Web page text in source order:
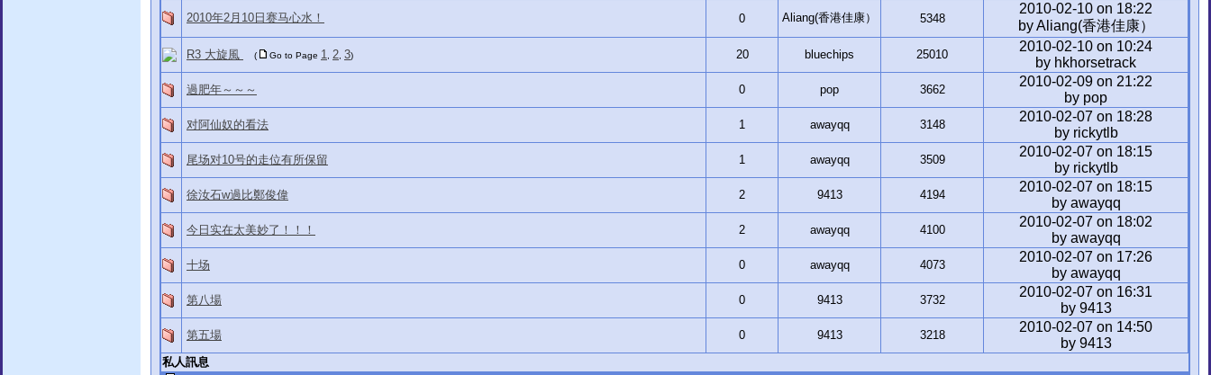
2010年2月10日赛马心水！ 0 Aliang(香港佳康） 5348
2010-02-10 on 18:22
by Aliang(香港佳康）
R3 大旋風 ( Go to Page 1 2 3) 20 bluechips 25010
2010-02-10 on 10:24
by hkhorsetrack
過肥年～～～ 0 pop 3662
2010-02-09 on 21:22
by pop
对阿仙奴的看法 1 awayqq 3148
2010-02-07 on 18:28
by rickytlb
尾场对10号的走位有所保留 1 awayqq 3509
2010-02-07 on 18:15
by rickytlb
徐汝石w過比鄭俊偉 2 9413 4194
2010-02-07 on 18:15
by awayqq
今日实在太美妙了！！！ 2 awayqq 4100
2010-02-07 on 18:02
by awayqq
十场 0 awayqq 4073
2010-02-07 on 17:26
by awayqq
第八場 0 9413 3732
2010-02-07 on 16:31
by 9413
第五場 0 9413 3218
2010-02-07 on 14:50
by 9413
私人訊息